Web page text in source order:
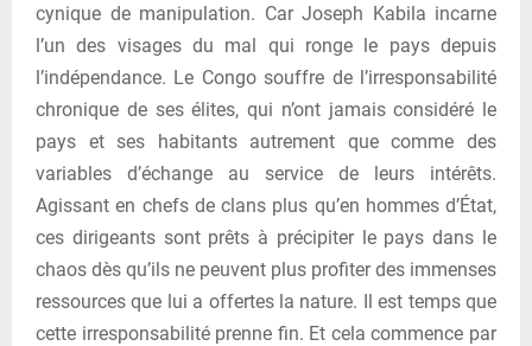
cynique de manipulation. Car Joseph Kabila incarne
l’un des visages du mal qui ronge le pays depuis
l’indépendance. Le Congo souffre de l’irresponsabilité
chronique de ses élites, qui n’ont jamais considéré le
pays et ses habitants autrement que comme des
variables d’échange au service de leurs intérêts.
Agissant en chefs de clans plus qu’en hommes d’État,
ces dirigeants sont prêts à précipiter le pays dans le
chaos dès qu’ils ne peuvent plus profiter des immenses
ressources que lui a offertes la nature. Il est temps que
cette irresponsabilité prenne fin. Et cela commence par